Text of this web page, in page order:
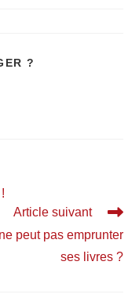
?
Article suivant
peut pas emprunter
ses livres ?